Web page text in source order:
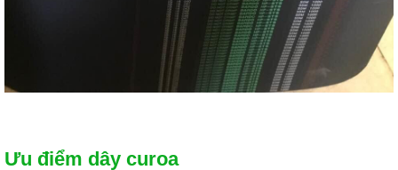
Ưu điểm dây curoa